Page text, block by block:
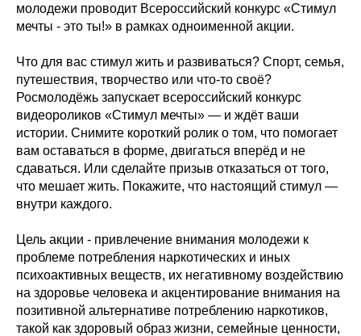
молодежи проводит Всероссийский конкурс «Стимул
мечты - это ты!» в рамках одноименной акции.
Что для вас стимул жить и развиваться? Спорт, семья,
путешествия, творчество или что-то своё?
Росмолодёжь запускает всероссийский конкурс
видеороликов «Стимул мечты» — и ждёт ваши
истории. Снимите короткий ролик о том, что помогает
вам оставаться в форме, двигаться вперёд и не
сдаваться. Или сделайте призыв отказаться от того,
что мешает жить. Покажите, что настоящий стимул —
внутри каждого.
Цель акции - привлечение внимания молодежи к
проблеме потребления наркотических и иных
психоактивных веществ, их негативному воздействию
на здоровье человека и акцентирование внимания на
позитивной альтернативе потреблению наркотиков,
такой как здоровый образ жизни, семейные ценности,